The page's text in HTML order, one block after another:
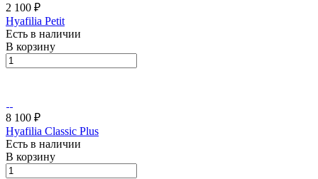
2 100 ₽
Hyafilia Petit
Есть в наличии
В корзину
8 100 ₽
Hyafilia Classic Plus
Есть в наличии
В корзину